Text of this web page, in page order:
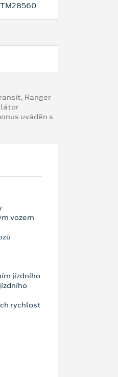
Ranger
uváděn s
vozem
jízdního
rychlost